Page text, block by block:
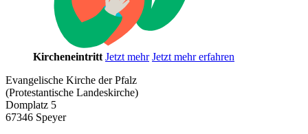
Kircheneintritt Jetzt mehr Jetzt mehr erfahren
Evangelische Kirche der Pfalz
(Protestantische Landeskirche)
Domplatz 5
67346 Speyer